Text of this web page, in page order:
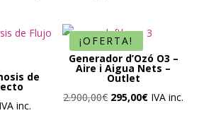
de
IVA inc.
¡OFERTA!
Generador d’Ozó O3 –
Aire i Aigua Nets –
Outlet
2.900,00€ El
295,00€ElIVA inc.